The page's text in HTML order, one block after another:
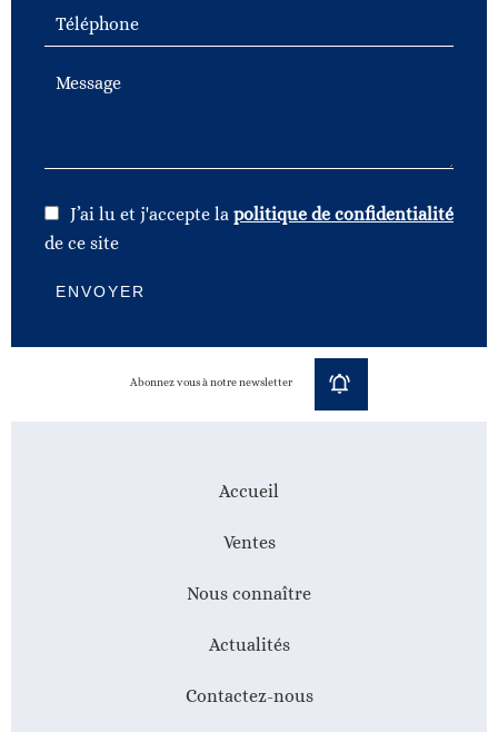
J’ai lu et j'accepte la politique de confidentialité
de ce site
ENVOYER
Abonnez vous à notre newsletter
Accueil
Ventes
Nous connaître
Actualités
Contactez-nous